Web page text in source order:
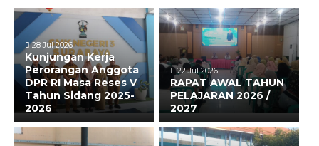
28 Jul 2026
Kunjungan Kerja
Perorangan Anggota
DPR RI Masa Reses V
Tahun Sidang 2025-
2026
22 Jul 2026
RAPAT AWAL TAHUN
PELAJARAN 2026 /
2027